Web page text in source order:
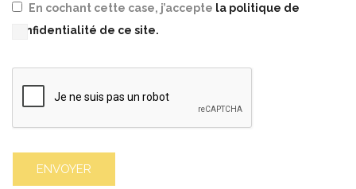
En cochant cette case, j’accepte la politique de
confidentialité de ce site.